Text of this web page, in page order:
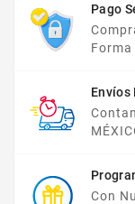
Pago
Forma
Envíos
Con